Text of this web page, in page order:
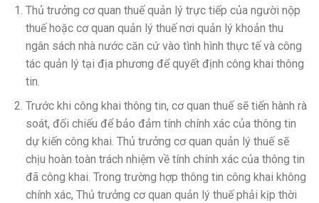
Thủ trưởng cơ quan thuế quản lý trực tiếp của người nộp
thuế hoặc cơ quan quản lý thuế nơi quản lý khoản thu
ngân sách nhà nước căn cứ vào tình hình thực tế và công
tác quản lý tại địa phương để quyết định công khai thông
tin.
Trước khi công khai thông tin, cơ quan thuế sẽ tiến hành rà
soát, đối chiếu để bảo đảm tính chính xác của thông tin
dự kiến công khai. Thủ trưởng cơ quan quản lý thuế sẽ
chịu hoàn toàn trách nhiệm về tính chính xác của thông tin
đã công khai. Trong trường hợp thông tin công khai không
chính xác, Thủ trưởng cơ quan quản lý thuế phải kịp thời